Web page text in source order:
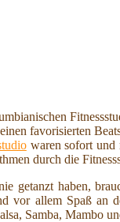
favorisierten
waren sofort und
durch die
getanzt haben,
vor allem Spaß
Samba, Mambo